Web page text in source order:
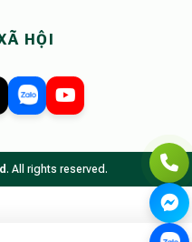
HỘI
. All rights reserved.